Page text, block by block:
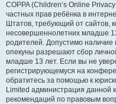
COPPA (Children’s Online
частных прав ребёнка в
Штатов, требующий от сайтов,
несовершеннолетних младше
родителей. Допустимо наличие
опекуны разрешают сбор
младше 13 лет. Если вы не
регистрирующемуся на
обратитесь за помощью к
Limited администрация данной
рекомендаций по правовым